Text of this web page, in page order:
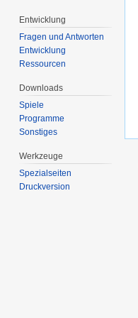
Entwicklung
Fragen und Antworten
Entwicklung
Ressourcen
Downloads
Spiele
Programme
Sonstiges
Werkzeuge
Spezialseiten
Druckversion